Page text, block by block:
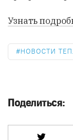
Узнать
НОВОСТИ
Поделиться: